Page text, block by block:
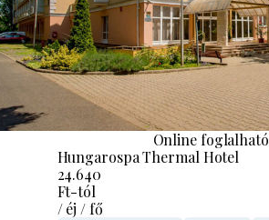
Online foglalható
Hungarospa Thermal Hotel
24.640
Ft-tól
/ éj / fő